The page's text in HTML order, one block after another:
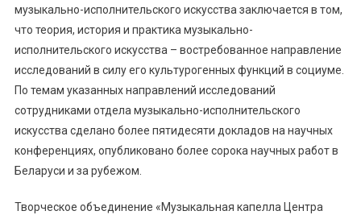
музыкально-исполнительского искусства заключается в том,
что теория, история и практика музыкально-
исполнительского искусства – востребованное направление
исследований в силу его культурогенных функций в социуме.
По темам указанных направлений исследований
сотрудниками отдела музыкально-исполнительского
искусства сделано более пятидесяти докладов на научных
конференциях, опубликовано более сорока научных работ в
Беларуси и за рубежом.
Творческое объединение «Музыкальная капелла Центра